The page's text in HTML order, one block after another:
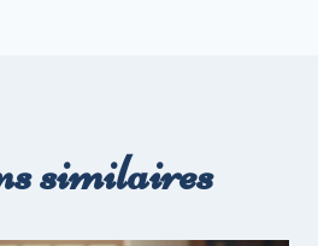
similaires